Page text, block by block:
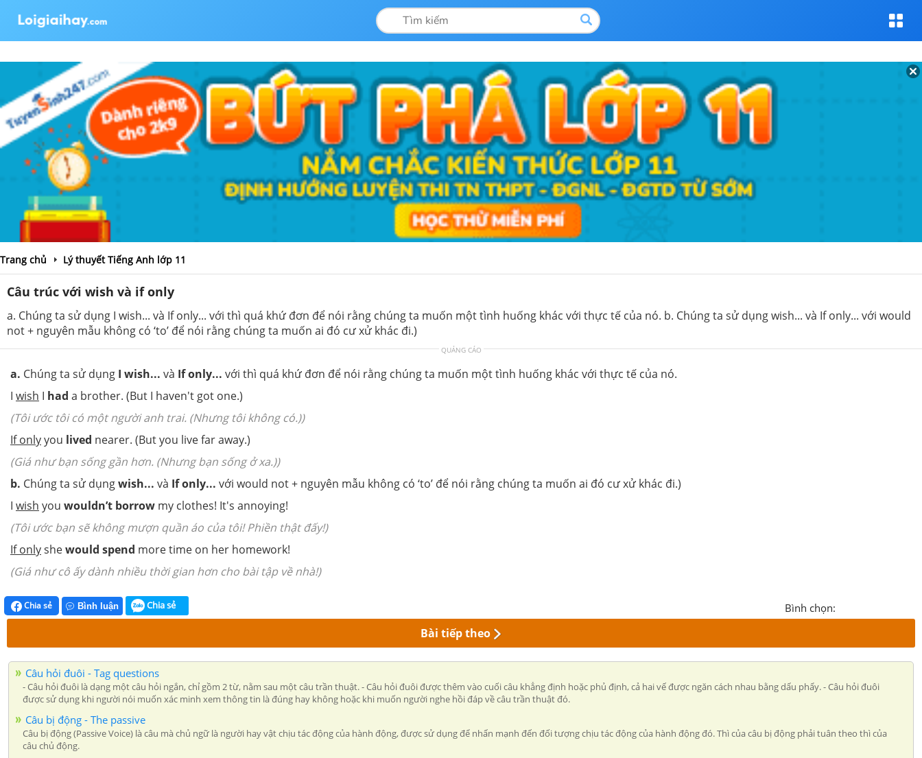
Trang chủ Lý thuyết Tiếng Anh lớp 11
Câu trúc với wish và if only
a. Chúng ta sử dụng I wish... và If only... với thì quá khứ đơn để nói rằng chúng ta muốn một tình huống khác với thực tế của nó. b. Chúng ta sử dụng wish... và If only... với would
not + nguyên mẫu không có ‘to’ để nói rằng chúng ta muốn ai đó cư xử khác đi.)
QUẢNG CÁO
a. Chúng ta sử dụng I wish... và If only... với thì quá khứ đơn để nói rằng chúng ta muốn một tình huống khác với thực tế của nó.
I wish I had a brother. (But I haven't got one.)
(Tôi ước tôi có một người anh trai. (Nhưng tôi không có.))
If onlyyou lived nearer. (But you live far away.)
(Giá như bạn sống gần hơn. (Nhưng bạn sống ở xa.))
b. Chúng ta sử dụngwish... và If only... với would not + nguyên mẫu không có ‘to’ để nói rằng chúng ta muốn ai đó cư xử khác đi.)
I wish you wouldn’t borrow my clothes! It's annoying!
(Tôi ước bạn sẽ không mượn quần áo của tôi! Phiền thật đấy!)
If onlyshewould spend more time on her homework!
(Giá như cô ấy dành nhiều thời gian hơn cho bài tập về nhà!)
Chia sẻ Bình luận Chia sẻ Bình chọn:
Bài tiếp theo
Câu hỏi đuôi - Tag questions
- Câu hỏi đuôi là dạng một câu hỏi ngắn, chỉ gồm 2 từ, nằm sau một câu trần thuật. - Câu hỏi đuôi được thêm vào cuối câu khẳng định hoặc phủ định, cả hai vế được ngăn cách nhau bằng dấu phẩy. - Câu hỏi đuôi
được sử dụng khi người nói muốn xác minh xem thông tin là đúng hay không hoặc khi muốn người nghe hồi đáp về câu trần thuật đó.
Câu bị động - The passive
Câu bị động (Passive Voice) là câu mà chủ ngữ là người hay vật chịu tác động của hành động, được sử dụng để nhấn mạnh đến đối tượng chịu tác động của hành động đó. Thì của câu bị động phải tuân theo thì của
câu chủ động.